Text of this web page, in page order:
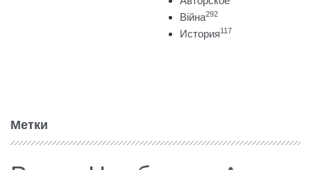
Війна292
История117
Метки